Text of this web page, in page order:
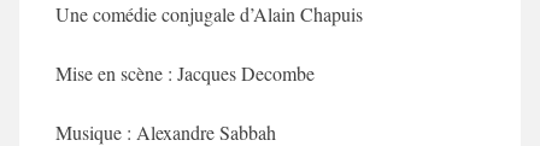
Une comédie conjugale d’Alain Chapuis
Mise en scène : Jacques Decombe
Musique : Alexandre Sabbah